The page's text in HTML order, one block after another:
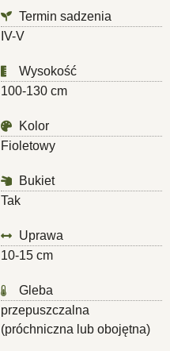
Termin sadzenia
IV-V
Wysokość
100-130 cm
Kolor
Fioletowy
Bukiet
Tak
Uprawa
10-15 cm
Gleba
przepuszczalna
(próchniczna lub obojętna)